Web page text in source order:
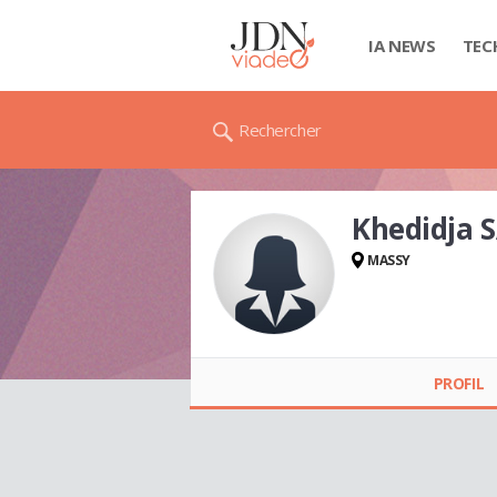
IA NEWS
Rechercher
Khedidja
MASSY
PROFIL